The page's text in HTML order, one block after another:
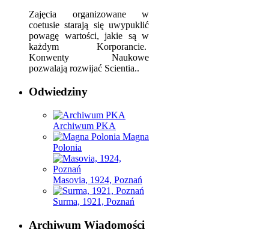
Zajęcia organizowane w
coetusie starają się uwypuklić
powagę wartości, jakie są w
każdym Korporancie.
Konwenty Naukowe
pozwalają rozwijać Scientia..
Odwiedziny
Archiwum PKA
Magna
Polonia
Masovia, 1924, Poznań
Surma, 1921, Poznań
Archiwum Wiadomości